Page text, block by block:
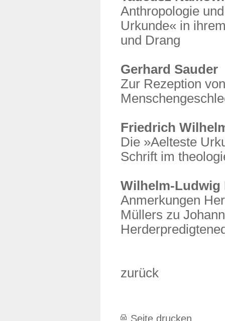
Anthropologie
Urkunde« in
und Drang
Gerhard Sauder
Zur Rezeption
Friedrich
Die »Aelteste
Schrift im
Wilhelm-Ludwig
Anmerkungen
Müllers zu
zurück
Seite drucken